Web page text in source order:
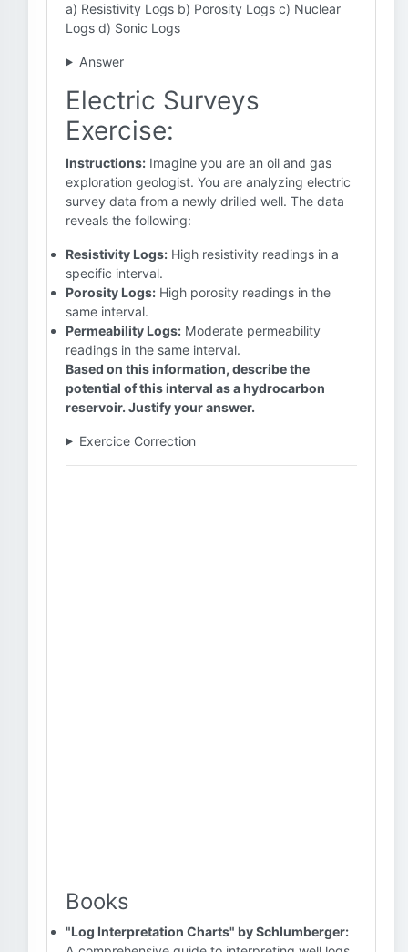
a) Resistivity Logs b) Porosity Logs c) Nuclear
Logs d) Sonic Logs
Answer
Electric Surveys
Exercise:
Instructions: Imagine you are an oil and gas
exploration geologist. You are analyzing electric
survey data from a newly drilled well. The data
reveals the following:
Resistivity Logs: High resistivity readings in a
specific interval.
Porosity Logs: High porosity readings in the
same interval.
Permeability Logs: Moderate permeability
readings in the same interval.
Based on this information, describe the
potential of this interval as a hydrocarbon
reservoir. Justify your answer.
Exercice Correction
Books
"Log Interpretation Charts" by Schlumberger: